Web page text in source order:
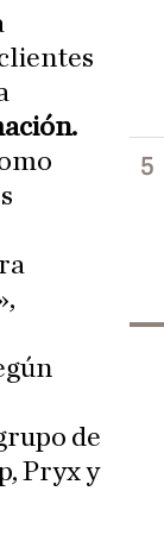
de
Pryx y